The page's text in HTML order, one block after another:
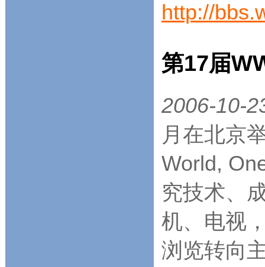
http://
第17届
2006-10-
月在北京
World,
究技术、
机、电视
浏览转向